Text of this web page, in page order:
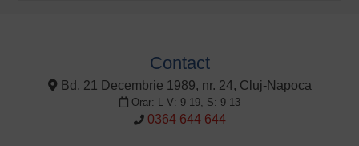
Contact
Bd. 21 Decembrie 1989, nr. 24, Cluj-Napoca
Orar: L-V: 9-19, S: 9-13
0364 644 644